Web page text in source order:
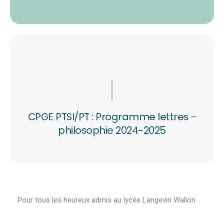
CPGE PTSI/PT : Programme lettres –
philosophie 2024-2025
Pour tous les heureux admis au lycée Langevin Wallon